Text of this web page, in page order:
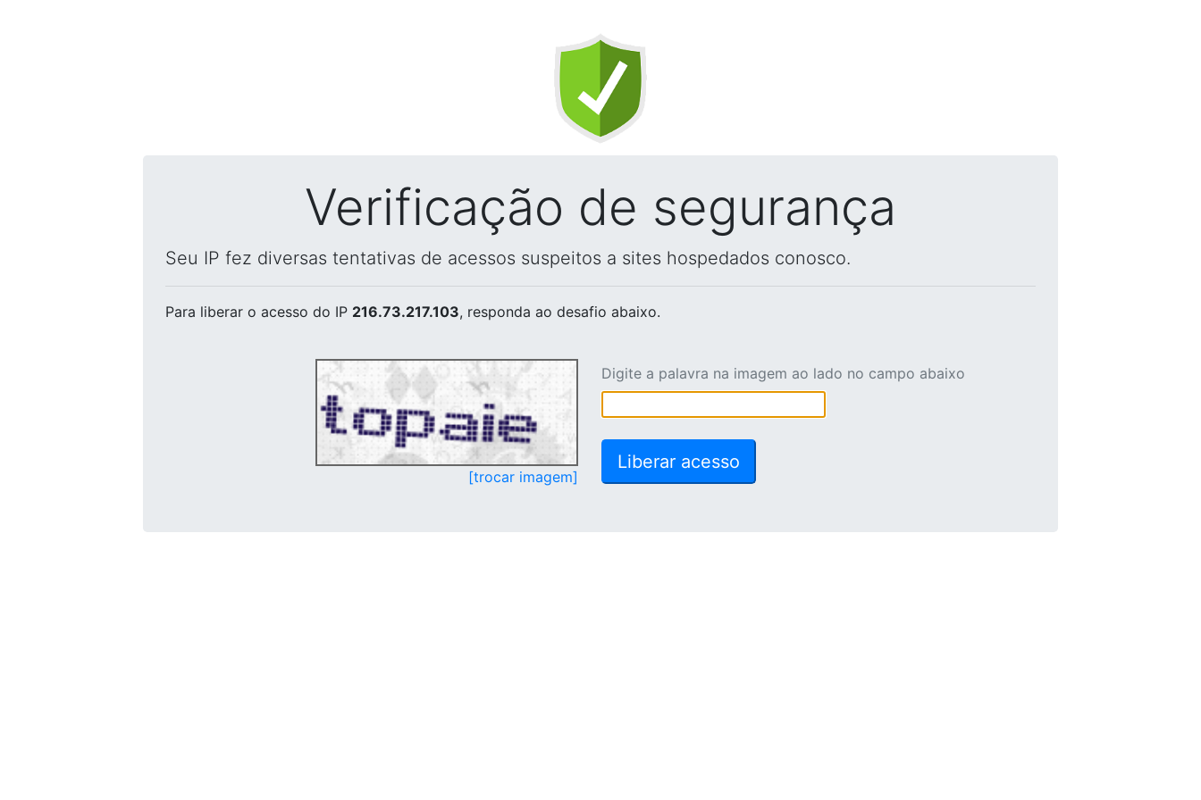
Verificação de segurança
Seu IP fez diversas tentativas de acessos suspeitos a sites hospedados conosco.
Para liberar o acesso do IP 216.73.217.103, responda ao desafio abaixo.
[trocar imagem]
Digite a palavra na imagem ao lado no campo abaixo